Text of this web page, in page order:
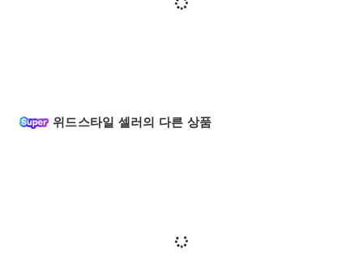
위드스타일 셀러의 다른 상품